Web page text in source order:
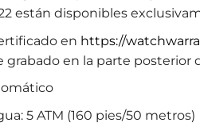
están disponibles
en https://
grabado en la parte posterior
5 ATM (160 pies/50 metros)